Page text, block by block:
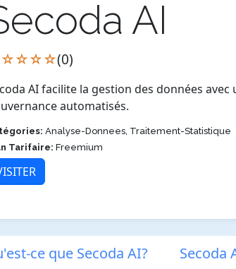
AI
(0)
AI facilite la gestion des données
automatisés.
Analyse-Donnees, Traitement-Statistique
Tarifaire: Freemium
ce que Secoda AI? Secoda